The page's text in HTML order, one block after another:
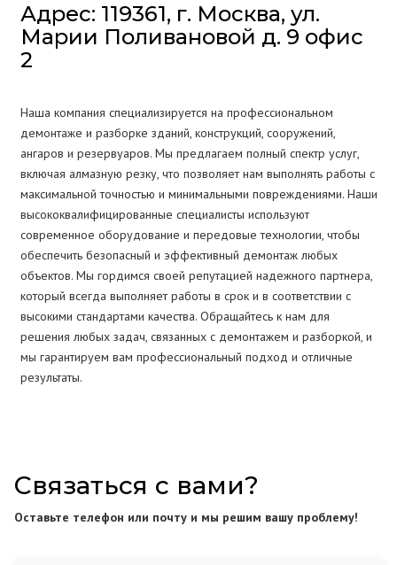
Адрес: 119361, г. Москва, ул.
Марии Поливановой д. 9 офис
2
Наша компания специализируется на профессиональном
демонтаже и разборке зданий, конструкций, сооружений,
ангаров и резервуаров. Мы предлагаем полный спектр услуг,
включая алмазную резку, что позволяет нам выполнять работы с
максимальной точностью и минимальными повреждениями. Наши
высококвалифицированные специалисты используют
современное оборудование и передовые технологии, чтобы
обеспечить безопасный и эффективный демонтаж любых
объектов. Мы гордимся своей репутацией надежного партнера,
который всегда выполняет работы в срок и в соответствии с
высокими стандартами качества. Обращайтесь к нам для
решения любых задач, связанных с демонтажем и разборкой, и
мы гарантируем вам профессиональный подход и отличные
результаты.
Связаться с вами?
Оставьте телефон или почту и мы решим вашу проблему!